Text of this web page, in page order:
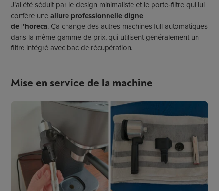
J’ai été séduit par le design minimaliste et le porte‑filtre qui lui
confère uneallure professionnelle digne
de l’horeca. Ça change des autres machines full automatiques
dans la même gamme de prix, qui utilisent généralement un
filtre intégré avec bac de récupération.
Mise en service de la machine